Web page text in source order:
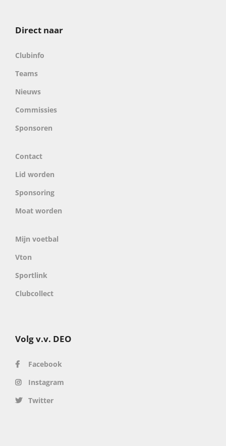
Direct naar
Clubinfo
Teams
Nieuws
Commissies
Sponsoren
Contact
Lid worden
Sponsoring
Moat worden
Mijn voetbal
Vton
Sportlink
Clubcollect
Volg v.v. DEO
Facebook
Instagram
Twitter